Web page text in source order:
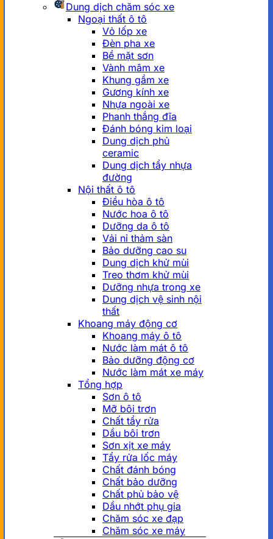
Dung dịch chăm sóc xe
Ngoại thất ô tô
Vỏ lốp xe
Đèn pha xe
Bề mặt sơn
Vành mâm xe
Khung gầm xe
Gương kính xe
Nhựa ngoài xe
Phanh thắng đĩa
Đánh bóng kim loại
Dung dịch phủ
ceramic
Dung dịch tẩy nhựa
đường
Nội thất ô tô
Điều hòa ô tô
Nước hoa ô tô
Dưỡng da ô tô
Vải nỉ thảm sàn
Bảo dưỡng cao su
Dung dịch khử mùi
Treo thơm khử mùi
Dưỡng nhựa trong xe
Dung dịch vệ sinh nội
thất
Khoang máy động cơ
Khoang máy ô tô
Nước làm mát ô tô
Bảo dưỡng động cơ
Nước làm mát xe máy
Tổng hợp
Sơn ô tô
Mỡ bôi trơn
Chất tẩy rửa
Dầu bôi trơn
Sơn xịt xe máy
Tẩy rửa lốc máy
Chất đánh bóng
Chất bảo dưỡng
Chất phủ bảo vệ
Dầu nhớt phụ gia
Chăm sóc xe đạp
Chăm sóc xe máy